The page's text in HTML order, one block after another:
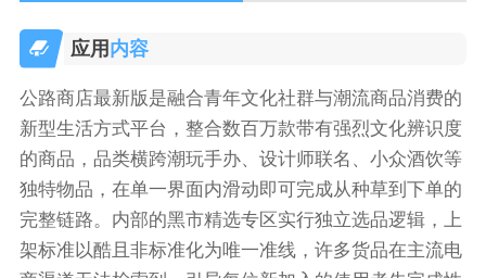
应用 内容
公路商店最新版是融合青年文化社群与潮流商品消费的
新型生活方式平台，整合数百万款带有强烈文化辨识度
的商品，品类横跨潮玩手办、设计师联名、小众酒饮等
独特物品，在单一界面内滑动即可完成从种草到下单的
完整链路。内部的黑市精选专区实行独立选品逻辑，上
架标准以酷且非标准化为唯一准线，许多货品在主流电